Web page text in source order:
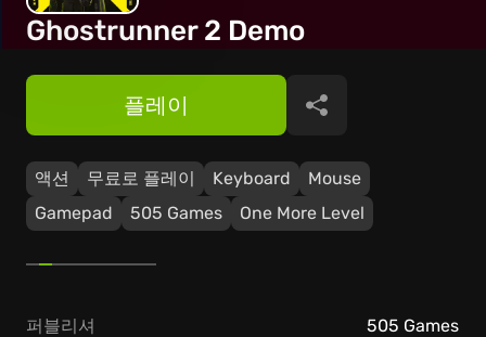
Ghostrunner 2 Demo
액션 무료로 플레이 Keyboard
Mouse
Gamepad
505 Games One More Level
플레이 공유
퍼블리셔 505 Games